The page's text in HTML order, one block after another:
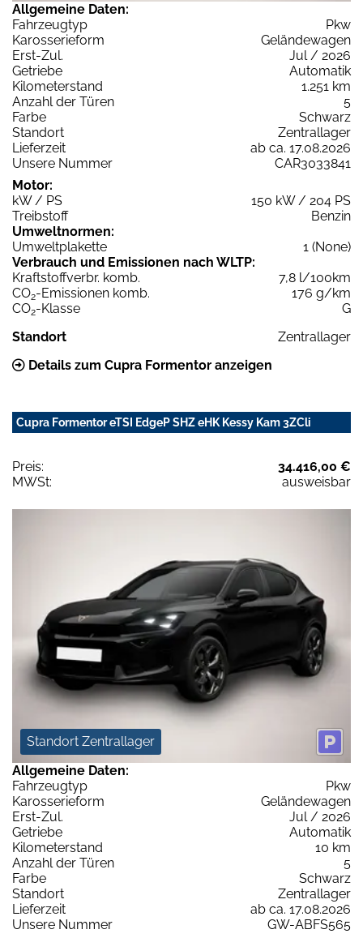
Allgemeine Daten:
Fahrzeugtyp
Pkw
Karosserieform
Geländewagen
Erst-Zul.
Jul / 2026
Getriebe
Automatik
Kilometerstand
1.251 km
Anzahl der Türen
5
Farbe
Schwarz
Standort
Zentrallager
Lieferzeit
ab ca. 17.08.2026
Unsere Nummer
CAR3033841
Motor:
kW / PS
150 kW / 204 PS
Treibstoff
Benzin
Umweltnormen:
Umweltplakette
1 (None)
Verbrauch und Emissionen nach WLTP:
Kraftstoffverbr. komb.
7,8 l/100km
CO2-Emissionen komb.
176 g/km
CO2-Klasse
G
Standort
Zentrallager
Details zum Cupra Formentor anzeigen
Cupra Formentor eTSI EdgeP SHZ eHK Kessy Kam 3ZCli
Preis:
34.416,00 €
MWSt:
ausweisbar
Standort Zentrallager
Allgemeine Daten:
Fahrzeugtyp
Pkw
Karosserieform
Geländewagen
Erst-Zul.
Jul / 2026
Getriebe
Automatik
Kilometerstand
10 km
Anzahl der Türen
5
Farbe
Schwarz
Standort
Zentrallager
Lieferzeit
ab ca. 17.08.2026
Unsere Nummer
GW-ABFS565